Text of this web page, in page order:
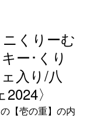
ニくりーむ
ー･くり
入り/八
〉
【壱の重】の内